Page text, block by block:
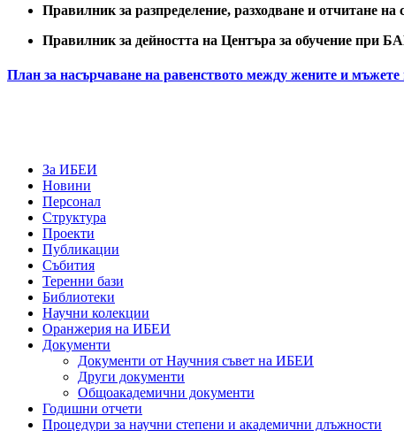
Правилник за разпределение, разходване и отчитане
Правилник за дейността на Центъра за обучение при
План за насърчаване на равенството между жените и
За ИБЕИ
Новини
Персонал
Структура
Проекти
Публикации
Събития
Теренни бази
Библиотеки
Научни колекции
Оранжерия на ИБЕИ
Документи
Документи от Научния съвет на ИБЕИ
Други документи
Общоакадемични документи
Годишни отчети
Процедури за научни степени и академични длъжности